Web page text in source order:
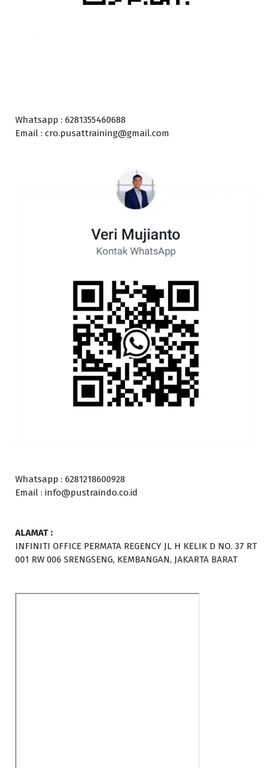
Whatsapp : 6281355460688
Email : cro.pusattraining@gmail.com
Whatsapp : 6281218600928
Email : info@pustraindo.co.id
ALAMAT :
INFINITI OFFICE PERMATA REGENCY JL H KELIK D NO. 37 RT
001 RW 006 SRENGSENG, KEMBANGAN, JAKARTA BARAT